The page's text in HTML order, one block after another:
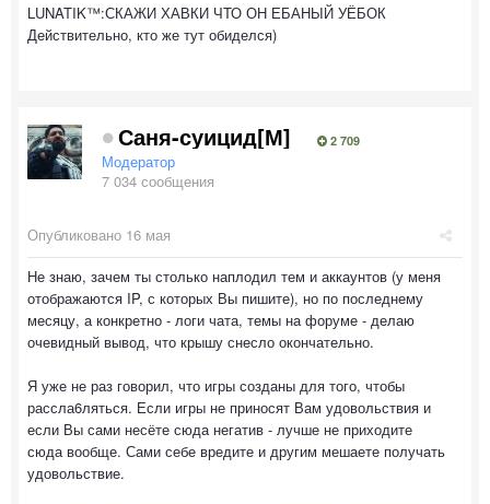
LUNATIK™:СКАЖИ ХАВКИ ЧТО ОН ЕБАНЫЙ УЁБОК
Действительно, кто же тут обиделся)
Саня-суицид[М] 2 709
Модератор
7 034 сообщения
Опубликовано 16 мая
Не знаю, зачем ты столько наплодил тем и аккаунтов (у меня
отображаются IP, с которых Вы пишите), но по последнему
месяцу, а конкретно - логи чата, темы на форуме - делаю
очевидный вывод, что крышу снесло окончательно.
Я уже не раз говорил, что игры созданы для того, чтобы
рассла6ляться. Если игры не приносят Вам удовольствия и
если Вы сами несёте сюда негатив - лучше не приходите
сюда вообще. Сами себе вредите и другим мешаете получать
удовольствие.